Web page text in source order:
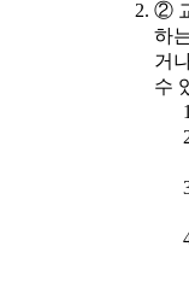
②
하
거
수